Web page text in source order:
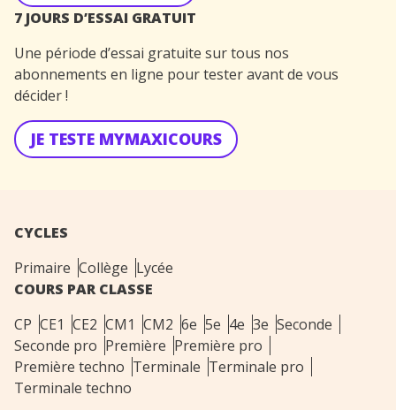
7 JOURS D’ESSAI GRATUIT
Une période d’essai gratuite sur tous nos
abonnements en ligne pour tester avant de vous
décider !
JE TESTE MYMAXICOURS
CYCLES
Primaire Collège Lycée
COURS PAR CLASSE
CP CE1 CE2 CM1 CM2 6e 5e 4e 3e Seconde
Seconde pro Première Première pro
Première techno Terminale Terminale pro
Terminale techno